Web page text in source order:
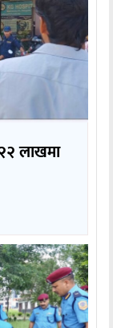
लाखमा